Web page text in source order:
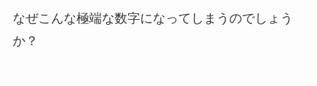
なぜこんな極端な数字になってしまうのでしょう
か？